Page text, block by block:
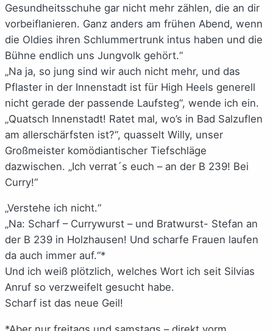
Gesundheitsschuhe gar nicht mehr zählen, die an dir
vorbeiflanieren. Ganz anders am frühen Abend, wenn
die Oldies ihren Schlummertrunk intus haben und die
Bühne endlich uns Jungvolk gehört.“
„Na ja, so jung sind wir auch nicht mehr, und das
Pflaster in der Innenstadt ist für High Heels generell
nicht gerade der passende Laufsteg“, wende ich ein.
„Quatsch Innenstadt! Ratet mal, wo’s in Bad Salzuflen
am allerschärfsten ist?“, quasselt Willy, unser
Großmeister komödiantischer Tiefschläge
dazwischen. „Ich verrat´s euch – an der B 239! Bei
Curry!“
„Verstehe ich nicht.“
„Na: Scharf – Currywurst – und Bratwurst- Stefan an
der B 239 in Holzhausen! Und scharfe Frauen laufen
da auch immer auf.“*
Und ich weiß plötzlich, welches Wort ich seit Silvias
Anruf so verzweifelt gesucht habe.
Scharf ist das neue Geil!